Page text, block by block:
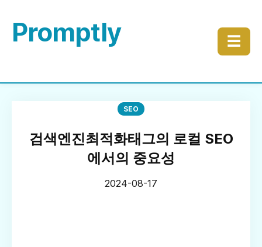
Promptly ☰
SEO
검색엔진최적화태그의 로컬 SEO
에서의 중요성
2024-08-17